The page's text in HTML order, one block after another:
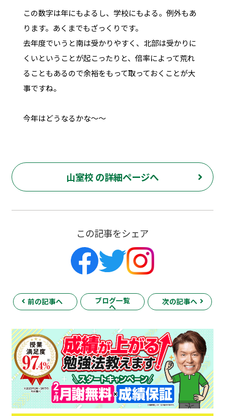
この数字は年にもよるし、学校にもよる。例外もあ
ります。あくまでもざっくりです。
去年度でいうと南は受かりやすく、北部は受かりに
くいということが起こったりと、倍率によって荒れ
ることもあるので余裕をもって取っておくことが大
事ですね。
今年はどうなるかな～～
山室校 の詳細ページへ
この記事をシェア
前の記事へ ブログ一覧
へ
次の記事へ